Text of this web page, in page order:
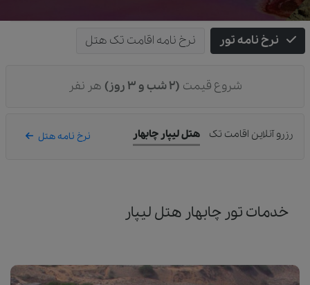
خدمات تور چابهار هتل لیپار
نرخ نامه تور نرخ نامه اقامت تک هتل
شروع قیمت (2 شب و 3 روز) هر نفر
رزرو آنلاین اقامت تک هتل لیپار چابهار نرخ نامه هتل